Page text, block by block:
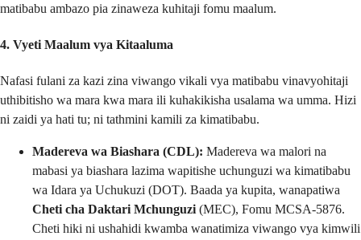
matibabu ambazo pia zinaweza kuhitaji fomu maalum.
4. Vyeti Maalum vya Kitaaluma
Nafasi fulani za kazi zina viwango vikali vya matibabu vinavyohitaji
uthibitisho wa mara kwa mara ili kuhakikisha usalama wa umma. Hizi
ni zaidi ya hati tu; ni tathmini kamili za kimatibabu.
Madereva wa Biashara (CDL): Madereva wa malori na
mabasi ya biashara lazima wapitishe uchunguzi wa kimatibabu
wa Idara ya Uchukuzi (DOT). Baada ya kupita, wanapatiwa
Cheti cha Daktari Mchunguzi (MEC), Fomu MCSA-5876.
Cheti hiki ni ushahidi kwamba wanatimiza viwango vya kimwili